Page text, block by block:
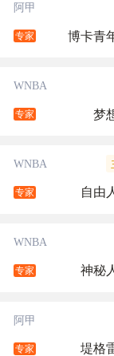
阿甲
专家 博卡青
WNBA
专家 梦
WNBA
专家 自由
WNBA
专家 神秘
阿甲
专家 堤格